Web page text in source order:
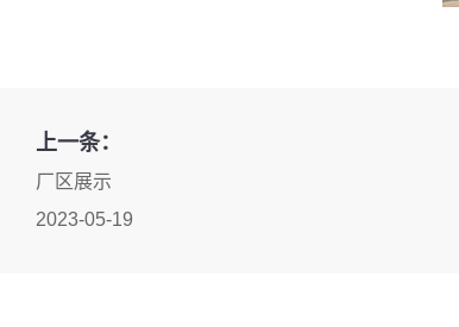
上一条：
厂区展示
2023-05-19